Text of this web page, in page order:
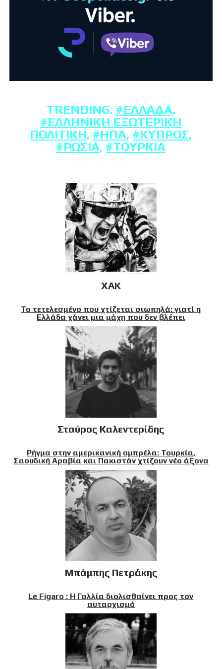
TRENDING: #ΕΛΛΆΔΑ,
#ΕΛΛΗΝΙΚΉ ΕΞΩΤΕΡΙΚΉ
ΠΟΛΙΤΙΚΉ, #ΗΠΑ, #ΚΎΠΡΟΣ,
#ΡΩΣΊΑ, #ΤΟΥΡΚΊΑ
XAK
Το τετελεσμένο που χτίζεται σιωπηλά: γιατί η
Ελλάδα χάνει μια μάχη που δεν βλέπει
Σταύρος Καλεντερίδης
Ρήγμα στην αμερικανική ομπρέλα: Τουρκία,
Σαουδική Αραβία και Πακιστάν χτίζουν νέο άξονα
Μπάμπης Πετράκης
Le Figaro : Η Γαλλία διολισθαίνει προς τον
αυταρχισμό